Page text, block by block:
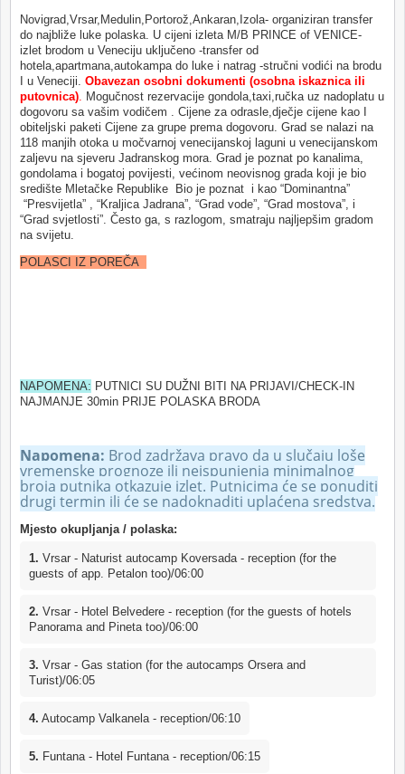
Novigrad,Vrsar,Medulin,Portorož,Ankaran,Izola- organiziran transfer
do najbliže luke polaska. U cijeni izleta M/B PRINCE of VENICE-
izlet brodom u Veneciju uključeno -transfer od
hotela,apartmana,autokampa do luke i natrag -stručni vodići na brodu
I u Veneciji. Obavezan osobni dokumenti (osobna iskaznica ili
putovnica) Mogučnost rezervacije gondola,taxi,ručka uz nadoplatu u
dogovoru sa vašim vodičem . Cijene za odrasle,dječje cijene kao I
obiteljski paketi Cijene za grupe prema dogovoru. Grad se nalazi na
118 manjih otoka u močvarnoj venecijanskoj laguni u venecijanskom
zaljevu na sjeveru Jadranskog mora. Grad je poznat po kanalima,
gondolama i bogatoj povijesti, većinom neovisnog grada koji je bio
središte Mletačke Republike Bio je poznat i kao “Dominantna”
“Presvijetla” , “Kraljica Jadrana”, “Grad vode”, “Grad mostova”, i
“Grad svjetlosti”. Često ga, s razlogom, smatraju najljepšim gradom
na svijetu.
POLASCI IZ POREČA
NAPOMENA: PUTNICI SU DUŽNI BITI NA PRIJAVI/CHECK-IN
NAJMANJE 30min PRIJE POLASKA BRODA
Napomena: Brod zadržava pravo da u slučaju loše
vremenske prognoze ili neispunjenja minimalnog
broja putnika otkazuje izlet. Putnicima će se ponuditi
drugi termin ili će se nadoknaditi uplaćena sredstva.
Mjesto okupljanja / polaska:
1. Vrsar - Naturist autocamp Koversada - reception (for the
guests of app. Petalon too)/06:00
2. Vrsar - Hotel Belvedere - reception (for the guests of hotels
Panorama and Pineta too)/06:00
3. Vrsar - Gas station (for the autocamps Orsera and
Turist)/06:05
4. Autocamp Valkanela - reception/06:10
5. Funtana - Hotel Funtana - reception/06:15